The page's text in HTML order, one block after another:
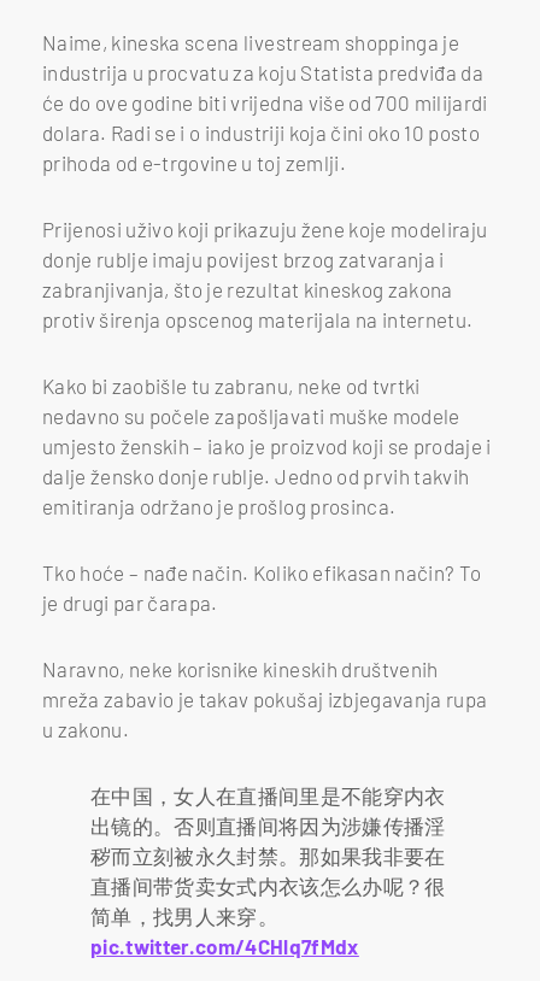
Naime, kineska scena livestream shoppinga je
industrija u procvatu za koju Statista predviđa da
će do ove godine biti vrijedna više od 700 milijardi
dolara. Radi se i o industriji koja čini oko 10 posto
prihoda od e-trgovine u toj zemlji.
Prijenosi uživo koji prikazuju žene koje modeliraju
donje rublje imaju povijest brzog zatvaranja i
zabranjivanja, što je rezultat kineskog zakona
protiv širenja opscenog materijala na internetu.
Kako bi zaobišle ​​tu zabranu, neke od tvrtki
nedavno su počele zapošljavati muške modele
umjesto ženskih – iako je proizvod koji se prodaje i
dalje žensko donje rublje. Jedno od prvih takvih
emitiranja održano je prošlog prosinca.
Tko hoće – nađe način. Koliko efikasan način? To
je drugi par čarapa.
Naravno, neke korisnike kineskih društvenih
mreža zabavio je takav pokušaj izbjegavanja rupa
u zakonu.
在中国，女人在直播间里是不能穿内衣
出镜的。否则直播间将因为涉嫌传播淫
秽而立刻被永久封禁。那如果我非要在
直播间带货卖女式内衣该怎么办呢？很
简单，找男人来穿。
pic.twitter.com/4CHlq7fMdx